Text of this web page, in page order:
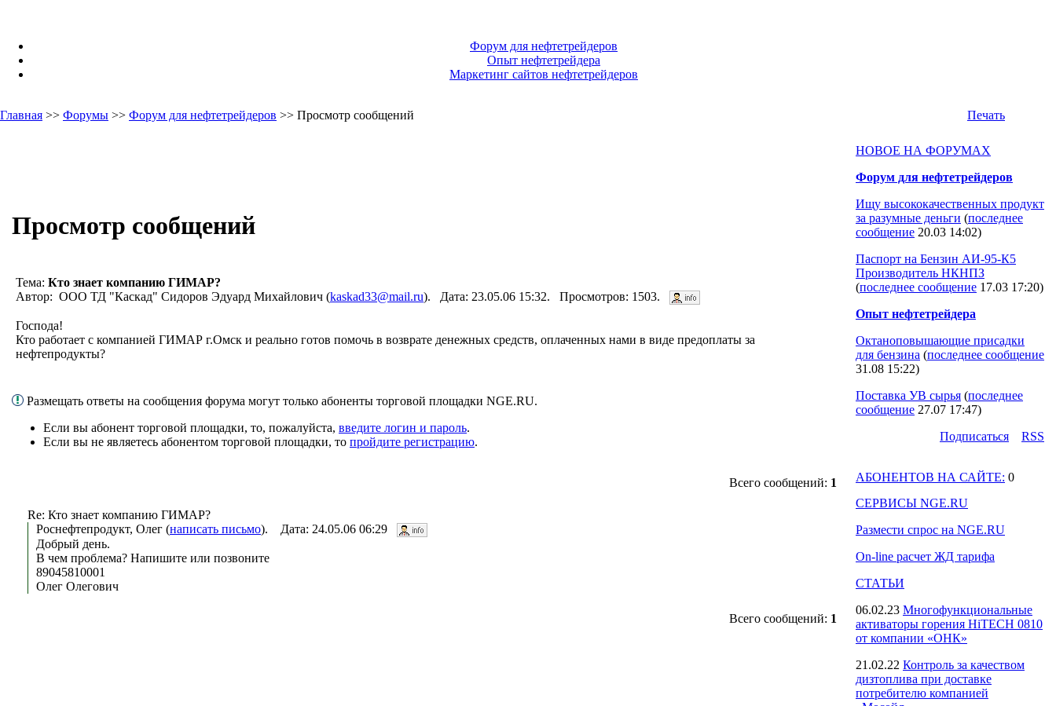
Форум для нефтетрейдеров
Опыт нефтетрейдера
Маркетинг сайтов нефтетрейдеров
Главная >> Форумы >> Форум для нефтетрейдеров >> Просмотр сообщений Печать
Просмотр сообщений
Тема: Кто знает компанию ГИМАР?
Автор: ООО ТД "Каскад" Сидоров Эдуард Михайлович (kaskad33@mail.ru). Дата: 23.05.06 15:32. Просмотров: 1503.
Господа!
Кто работает с компанией ГИМАР г.Омск и реально готов помочь в возврате денежных средств, оплаченных нами в виде предоплаты за
нефтепродукты?
Размещать ответы на сообщения форума могут только абоненты торговой площадки NGE.RU.
Если вы абонент торговой площадки, то, пожалуйста, введите логин и пароль.
Если вы не являетесь абонентом торговой площадки, то пройдите регистрацию.
Всего сообщений: 1
Re: Кто знает компанию ГИМАР?
Роснефтепродукт, Олег (написать письмо). Дата: 24.05.06 06:29
Добрый день.
В чем проблема? Напишите или позвоните
89045810001
Олег Олегович
Всего сообщений: 1
НОВОЕ НА ФОРУМАХ
Форум для нефтетрейдеров
Ищу высококачественных продукт
за разумные деньги (последнее
сообщение 20.03 14:02)
Паспорт на Бензин АИ-95-К5
Производитель НКНПЗ
(последнее сообщение 17.03 17:20)
Опыт нефтетрейдера
Октаноповышающие присадки
для бензина (последнее сообщение
31.08 15:22)
Поставка УВ сырья (последнее
сообщение 27.07 17:47)
Подпиcаться
RSS
АБОНЕНТОВ НА САЙТЕ: 0
СЕРВИСЫ NGE.RU
Размести спрос на NGE.RU
On-line расчет ЖД тарифа
СТАТЬИ
06.02.23 Многофункциональные
активаторы горения HiTECH 0810
от компании «ОНК»
21.02.22 Контроль за качеством
дизтоплива при доставке
потребителю компанией